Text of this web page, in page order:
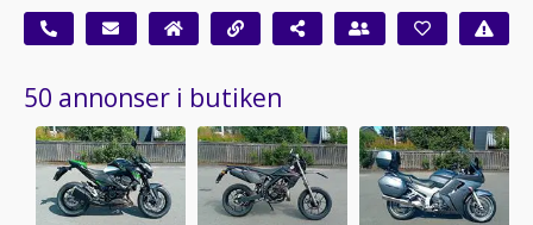
50 annonser i butiken